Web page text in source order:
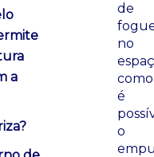
a
de
no
como
é
o